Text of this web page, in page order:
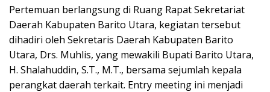
Pertemuan berlangsung di Ruang Rapat Sekretariat
Daerah Kabupaten Barito Utara, kegiatan tersebut
dihadiri oleh Sekretaris Daerah Kabupaten Barito
Utara, Drs. Muhlis, yang mewakili Bupati Barito Utara,
H. Shalahuddin, S.T., M.T., bersama sejumlah kepala
perangkat daerah terkait. Entry meeting ini menjadi